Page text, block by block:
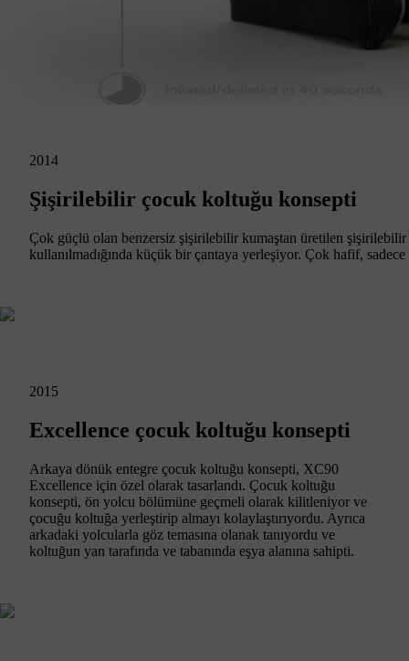
2014
Şişirilebilir çocuk koltuğu konsepti
Çok güçlü olan benzersiz şişirilebilir kumaştan üretilen
kullanılmadığında küçük bir çantaya yerleşiyor. Çok hafif,
2015
Excellence çocuk koltuğu konsepti
Arkaya dönük entegre çocuk koltuğu konsepti, XC90
Excellence için özel olarak tasarlandı. Çocuk koltuğu
konsepti, ön yolcu bölümüne geçmeli olarak kilitleniyor ve
çocuğu koltuğa yerleştirip almayı kolaylaştırıyordu. Ayrıca
arkadaki yolcularla göz temasına olanak tanıyordu ve
koltuğun yan tarafında ve tabanında eşya alanına sahipti.